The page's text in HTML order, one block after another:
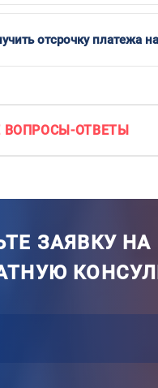
отсрочку платежа
ВОПРОСЫ-ОТВЕТЫ
ЗАЯВКУ НА